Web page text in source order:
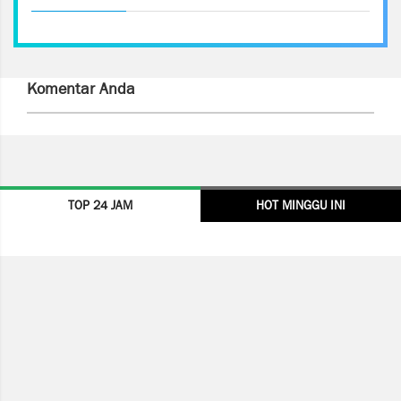
Komentar Anda
TOP 24 JAM HOT MINGGU INI